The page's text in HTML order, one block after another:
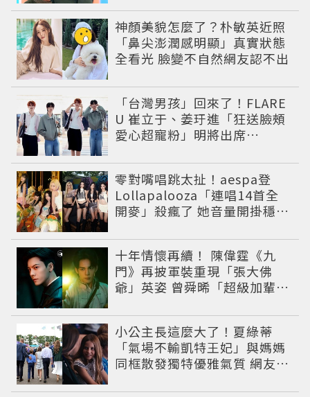
神顏美貌怎麼了？朴敏英近照
「鼻尖澎潤感明顯」真實狀態
全看光 臉變不自然網友認不出
「台灣男孩」回來了！FLARE
U 崔立于、姜玗進「狂送臉頰
愛心超寵粉」明將出席
零對嘴唱跳太扯！aespa登
Lollapalooza「連唱14首全
開麥」殺瘋了 她音量開掛穩到
十年情懷再續！ 陳偉霆《九
門》再披軍裝重現「張大佛
爺」英姿 曾舜晞「超級加輩」
小公主長這麼大了！夏綠蒂
「氣場不輸凱特王妃」與媽媽
同框散發獨特優雅氣質 網友狂